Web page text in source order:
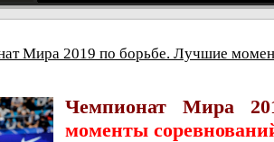
Мира 2019 по борьбе. Лучшие
Чемпионат Мира
моменты